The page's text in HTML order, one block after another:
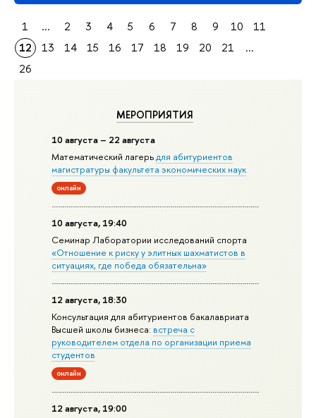
МЕРОПРИЯТИЯ
10 августа – 22 августа
Математический лагерьдля абитуриентов
магистратуры факультета экономических наук
онлайн
10 августа, 19:40
Семинар Лаборатории исследований спорта
«Отношение к риску у элитных шахматистов в
ситуациях, где победа обязательна»
12 августа, 18:30
Консультация для абитуриентов бакалавриата
Высшей школы бизнеса: встреча с
руководителем отдела по организации приема
студентов
онлайн
12 августа, 19:00
1 ... 2 3 4 5 6 7 8 9 10
11
12
13 14 15 16 17 18 19 20 21
...
26